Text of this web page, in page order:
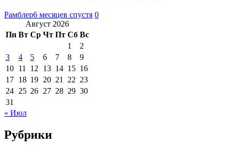
Рамблер6 месяцев спустя 0
Август 2026
Пн Вт Ср Чт Пт Сб Вс
1
2
3
4 5 6 7 8
9
10 11 12 13 14 15 16
17 18 19 20 21 22 23
24 25 26 27 28 29 30
31
« Июл
Рубрики